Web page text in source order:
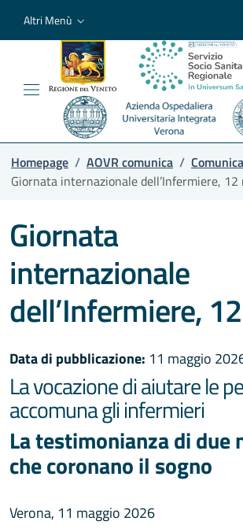
Altri Menù
Homepage / AOVR comunica /
Giornata internazionale dell’Infermiere, 12
Giornata
internazionale
dell’Infermiere,
Data di pubblicazione: 11 maggio
La vocazione di aiutare le
accomuna gli infermieri
La testimonianza di due
che coronano il sogno
Verona, 11 maggio 2026